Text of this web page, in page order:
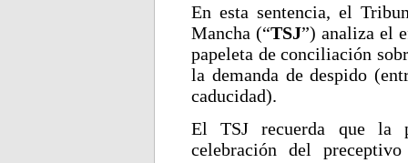
En esta sentencia, el
Mancha (“TSJ”) analiza el
papeleta de conciliación
la demanda de despido
caducidad).
El TSJ recuerda que la
celebración del